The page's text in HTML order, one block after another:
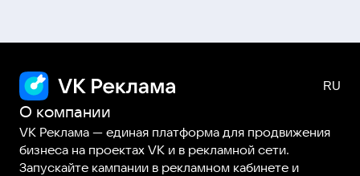
О компании
VK Реклама — единая платформа для продвижения
бизнеса на проектах VK и в рекламной сети.
Запускайте кампании в рекламном кабинете и